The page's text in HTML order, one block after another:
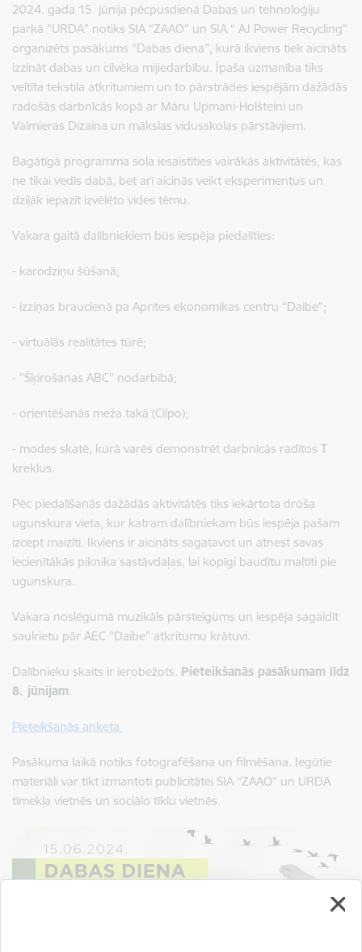
2024. gada 15. jūnija pēcpusdienā Dabas un tehnoloģiju
parkā "URDA" notiks SIA “ZAAO” un SIA “ AJ Power Recycling”
organizēts pasākums "Dabas diena", kurā ikviens tiek aicināts
izzināt dabas un cilvēka mijiedarbību. Īpaša uzmanība tiks
veltīta tekstila atkritumiem un to pārstrādes iespējām dažādās
radošās darbnīcās kopā ar Māru Upmani-Holšteini un
Valmieras Dizaina un mākslas vidusskolas pārstāvjiem.
Bagātīgā programma sola iesaistīties vairākās aktivitātēs, kas
ne tikai vedīs dabā, bet arī aicinās veikt eksperimentus un
dziļāk iepazīt izvēlēto vides tēmu.
Vakara gaitā dalībniekiem būs iespēja piedalīties:
- karodziņu šūšanā;
- izziņas braucienā pa Aprites ekonomikas centru "Daibe";
- virtuālās realitātes tūrē;
- ''Šķirošanas ABC'' nodarbībā;
- orientēšanās meža takā (Cilpo);
- modes skatē, kurā varēs demonstrēt darbnīcās radītos T
kreklus.
Pēc piedalīšanās dažādās aktivitātēs tiks iekārtota droša
ugunskura vieta, kur katram dalībniekam būs iespēja pašam
izcept maizīti. Ikviens ir aicināts sagatavot un atnest savas
iecienītākās piknika sastāvdaļas, lai kopīgi baudītu maltīti pie
ugunskura.
Vakara noslēgumā muzikāls pārsteigums un iespēja sagaidīt
saulrietu pār AEC "Daibe" atkritumu krātuvi.
Dalībnieku skaits ir ierobežots. Pieteikšanās pasākumam līdz
8. jūnijam.
Pieteikšanās anketa
Pasākuma laikā notiks fotografēšana un filmēšana. Iegūtie
materiāli var tikt izmantoti publicitātei SIA “ZAAO” un URDA
tīmekļa vietnēs un sociālo tīklu vietnēs.